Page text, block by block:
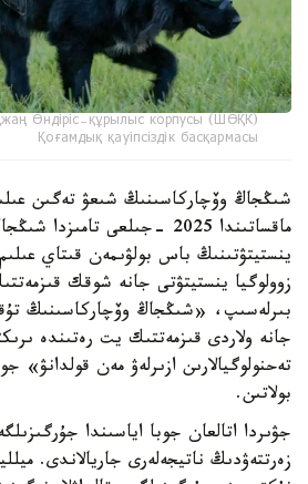
Өндіріс-құрылыс корпусы (ШӨҚК)
Қоғамдық қауіпсіздік басқармасы
شىڭجاڭ وۆچاركاسىنىڭ شىعۋ تەگىن
ماقساتىندا 2025 -جىلعى
ينستيتۋتىنىڭ باس بولۋىمەن قىتاي
زوولوگيا ينستيتۋتى جانە شوقك
بىرلەسىپ، «شىڭجاڭ وۆچاركاسىنىڭ
جانە ولاردى قىزمەتتىك يت رەتىندە
تەحنولوگيالارىن ازىرلەۋ مەن قولدانۋ»
بولاتىن.
جۋىردا اتالعان جوبا اياسىندا
زەرتتەۋدىڭ ناتيجەلەرى جاريالاندى.